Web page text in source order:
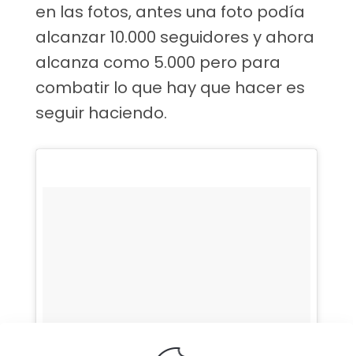
en las fotos, antes una foto podía
alcanzar 10.000 seguidores y ahora
alcanza como 5.000 pero para
combatir lo que hay que hacer es
seguir haciendo.